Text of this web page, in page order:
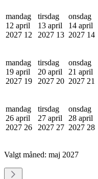
mandag
12 april
2027 12
tirsdag
13 april
2027 13
onsdag
14 april
2027 14
mandag
19 april
2027 19
tirsdag
20 april
2027 20
onsdag
21 april
2027 21
mandag
26 april
2027 26
tirsdag
27 april
2027 27
onsdag
28 april
2027 28
Valgt måned: maj 2027